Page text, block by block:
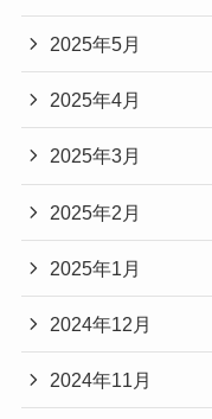
2025年5月
2025年4月
2025年3月
2025年2月
2025年1月
2024年12月
2024年11月